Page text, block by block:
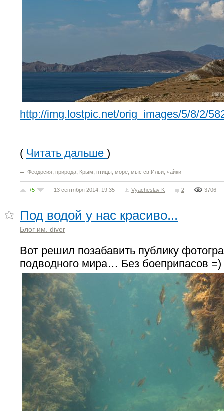
http://img.lostpic.net/orig_images/5/8/2/
( Читать дальше )
Феодосия, природа, Крым, птицы, море, мыс св.Ильи, чайки
+5 13 сентября 2014, 19:35 Vyacheslav K 2 3706
Под водой у нас красиво...
Блог им. diver
Вот решил позабавить публику
подводного мира… Без боеприпасов =)